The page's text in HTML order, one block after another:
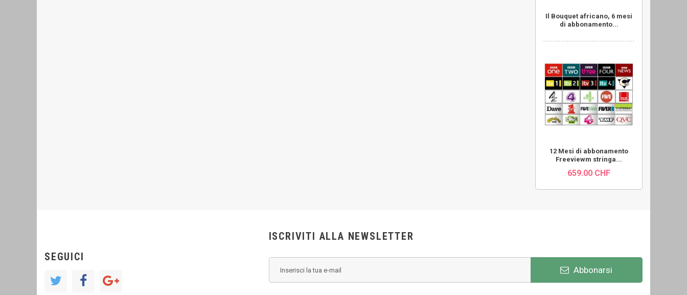
Il Bouquet africano, 6 mesi
di abbonamento...
12 Mesi di abbonamento
Freeviewm stringa...
659.00 CHF
SEGUICI
ISCRIVITI ALLA NEWSLETTER
Abbonarsi